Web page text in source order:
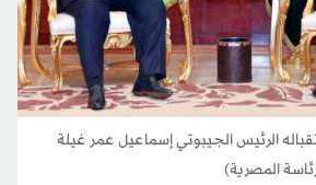
الرئيس الجيبوتي إسماعيل عمر غيلة
المصرية)